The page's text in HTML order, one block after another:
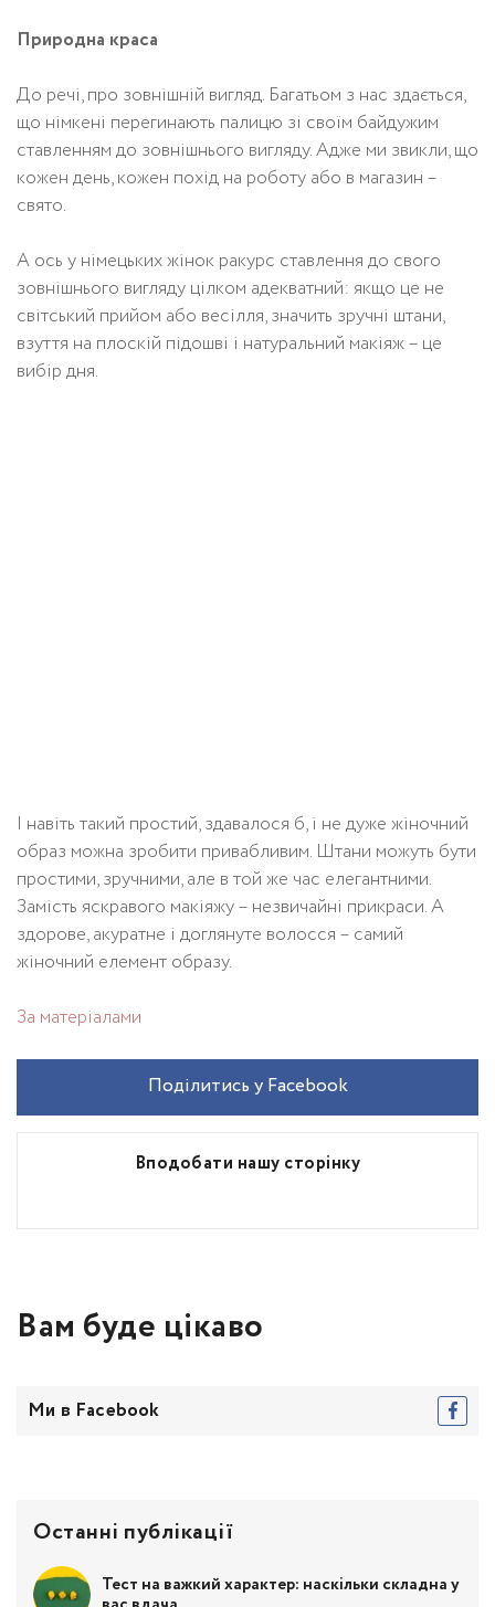
Природна краса
До речі, про зовнішній вигляд. Багатьом з нас здається,
що німкені перегинають палицю зі своїм байдужим
ставленням до зовнішнього вигляду. Адже ми звикли, що
кожен день, кожен похід на роботу або в магазин –
свято.
А ось у німецьких жінок ракурс ставлення до свого
зовнішнього вигляду цілком адекватний: якщо це не
світський прийом або весілля, значить зручні штани,
взуття на плоскій підошві і натуральний макіяж – це
вибір дня.
І навіть такий простий, здавалося б, і не дуже жіночний
образ можна зробити привабливим. Штани можуть бути
простими, зручними, але в той же час елегантними.
Замість яскравого макіяжу – незвичайні прикраси. А
здорове, акуратне і доглянуте волосся – самий
жіночний елемент образу.
За матеріалами
Вподобати нашу сторінку
Поділитись у Facebook
Вам буде цікаво
Ми в Facebook
Останні публікації
Тест на важкий характер: наскільки складна у